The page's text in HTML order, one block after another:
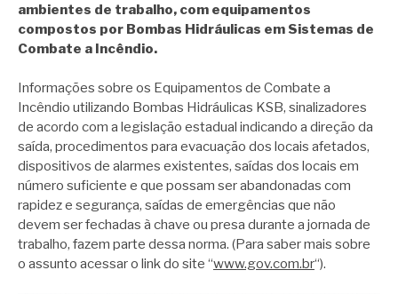
ambientes de trabalho, com equipamentos
compostos por Bombas Hidráulicas em Sistemas de
Combate a Incêndio.
Informações sobre os Equipamentos de Combate a
Incêndio utilizando Bombas Hidráulicas KSB, sinalizadores
de acordo com a legislação estadual indicando a direção da
saída, procedimentos para evacuação dos locais afetados,
dispositivos de alarmes existentes, saídas dos locais em
número suficiente e que possam ser abandonadas com
rapidez e segurança, saídas de emergências que não
devem ser fechadas à chave ou presa durante a jornada de
trabalho, fazem parte dessa norma. (Para saber mais sobre
o assunto acessar o link do site “www.gov.com.br“).